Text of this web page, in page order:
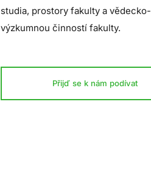
studia, prostory fakulty a vědecko-
výzkumnou činností fakulty.
Přijď se k nám podívat